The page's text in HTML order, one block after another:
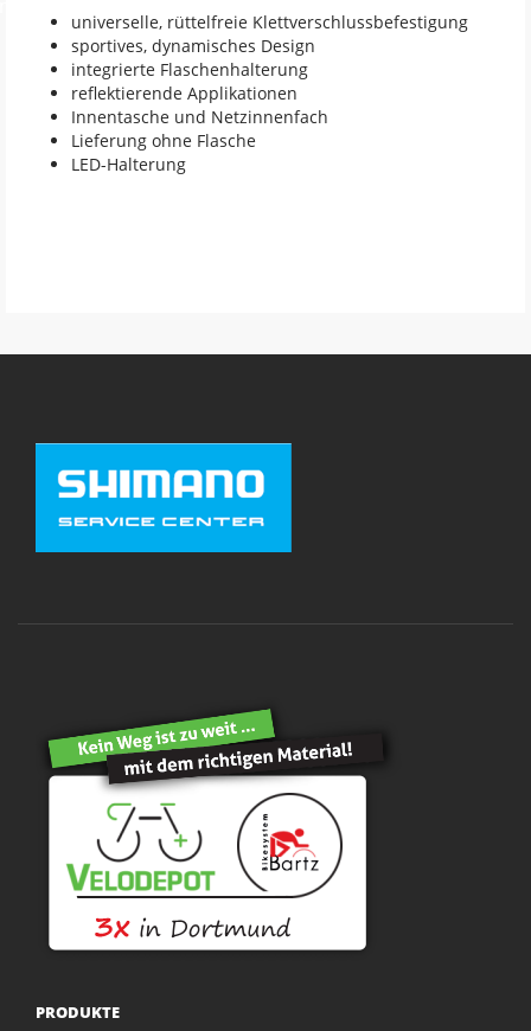
universelle, rüttelfreie Klettverschlussbefestigung
sportives, dynamisches Design
integrierte Flaschenhalterung
reflektierende Applikationen
Innentasche und Netzinnenfach
Lieferung ohne Flasche
LED-Halterung
PRODUKTE